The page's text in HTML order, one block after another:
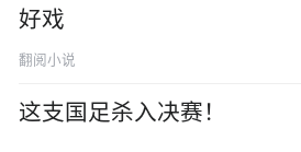
好戏
翻阅小说
这支国足杀入决赛！